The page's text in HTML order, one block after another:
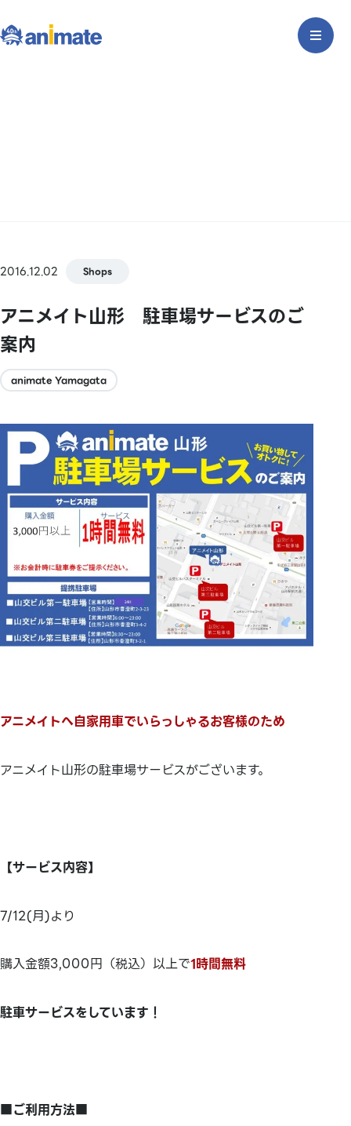
2016.12.02 Shops
アニメイト山形 駐車場サービスのご
案内
animate Yamagata
アニメイトへ自家用車でいらっしゃるお客様のため
アニメイト山形の駐車場サービスがございます。
【サービス内容】
7/12(月)より
購入金額3,000円（税込）以上で1時間無料
駐車サービスをしています！
■ご利用方法■